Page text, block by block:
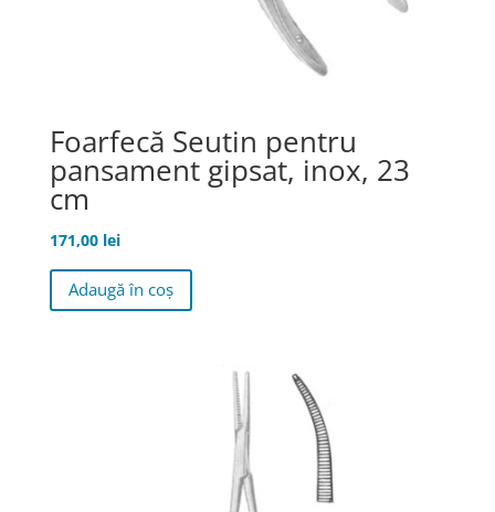
Foarfecă Seutin pentru
pansament gipsat, inox, 23
cm
171,00 lei
Adaugă în coș